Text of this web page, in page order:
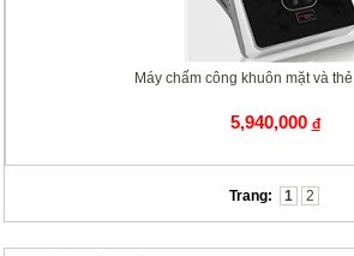
Máy chấm công khuôn mặt và thẻ
5,940,000 đ
Trang: 1 2